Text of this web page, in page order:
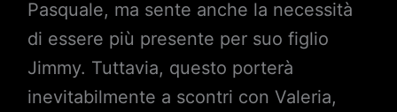
Pasquale, ma sente anche la necessità
di essere più presente per suo figlio
Jimmy. Tuttavia, questo porterà
inevitabilmente a scontri con Valeria,